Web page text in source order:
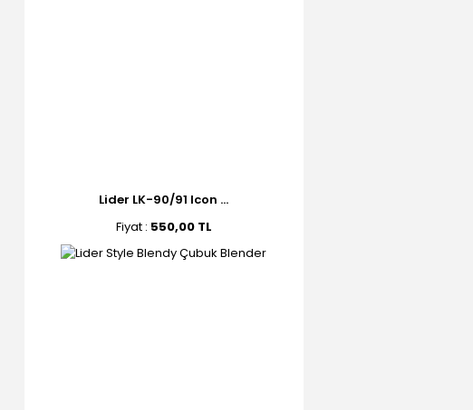
Lider LK-90/91 Icon ...
Fiyat : 550,00 TL